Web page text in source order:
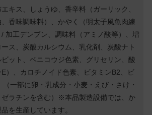
キス、しょうゆ、香辛料（ガーリック、
香味調味料）、かやく（明太子風魚肉練
加工デンプン、調味料（アミノ酸等）、増
ス、炭酸カルシウム、乳化剤、炭酸ナト
ット、ベニコウジ色素、グリセリン、酸
）、カロチノイド色素、ビタミンB2、ビ
（一部に卵・乳成分・小麦・えび・さけ・
ゼラチンを含む）※本品製造設備では、か
を生産しています。